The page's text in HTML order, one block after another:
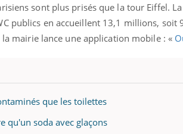
sont plus prisés que la tour Eiffel.
publics en accueillent 13,1 millions,
mairie lance une application mobile : «
que les toilettes
qu'un soda avec glaçons